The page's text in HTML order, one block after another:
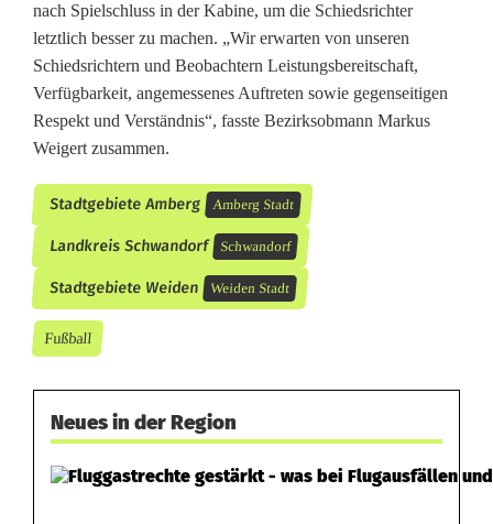
nach Spielschluss in der Kabine, um die Schiedsrichter
letztlich besser zu machen. „Wir erwarten von unseren
Schiedsrichtern und Beobachtern Leistungsbereitschaft,
Verfügbarkeit, angemessenes Auftreten sowie gegenseitigen
Respekt und Verständnis“, fasste Bezirksobmann Markus
Weigert zusammen.
Stadtgebiete Amberg Amberg Stadt
Landkreis Schwandorf Schwandorf
Stadtgebiete Weiden Weiden Stadt
Fußball
Neues in der Region